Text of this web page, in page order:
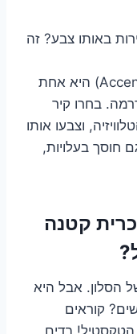
באותו צבע? זה
ממש לא! יצירת קיר כוח (Accent Wall) היא אחת
בחרו קיר
וצבעו אותו
חוסך בעלויות,
קטנה
הסלון. אבל היא
קוראים
בדים,